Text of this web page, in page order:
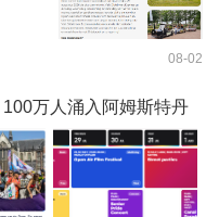
08-02
100万人涌入阿姆斯特丹